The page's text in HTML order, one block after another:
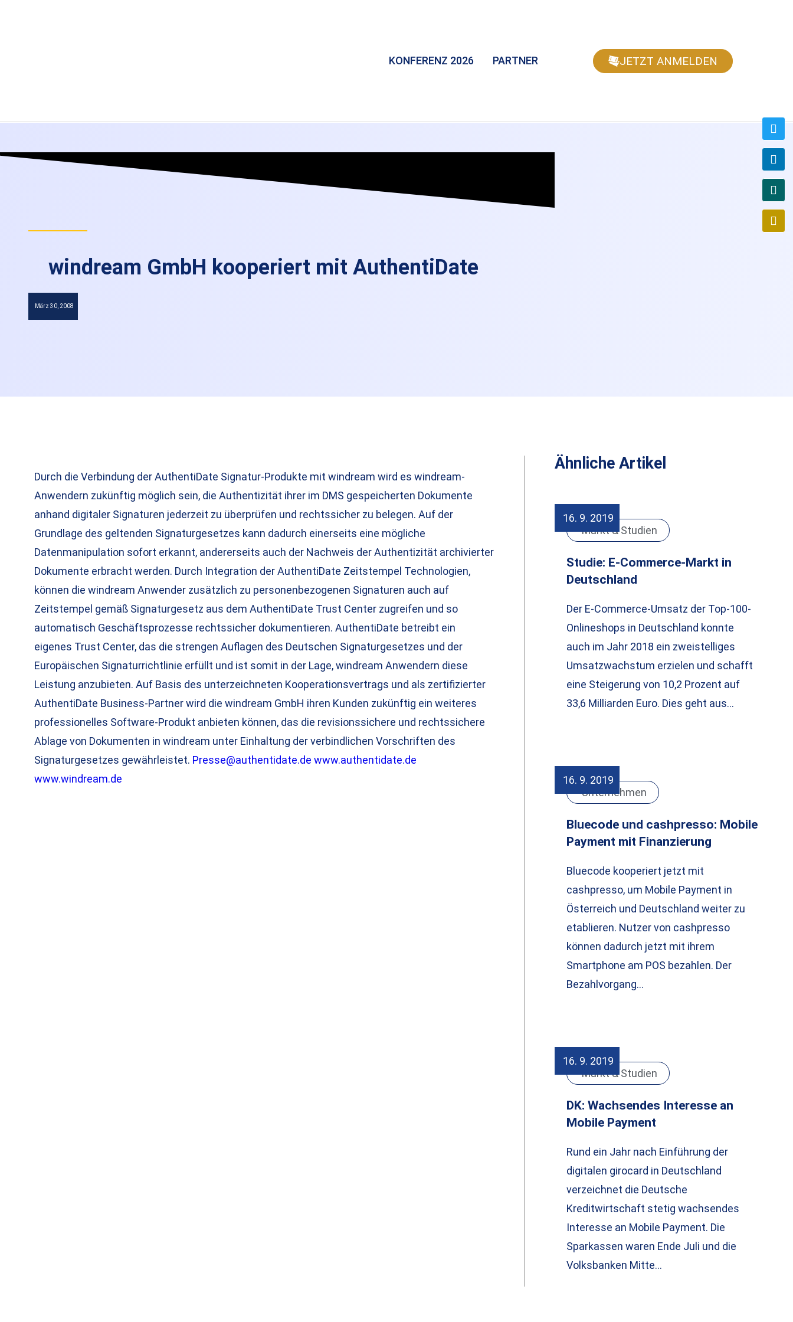
KONFERENZ 2026 PARTNER JETZT ANMELDEN
windream GmbH kooperiert mit AuthentiDate
März 30, 2008
Durch die Verbindung der AuthentiDate Signatur-Produkte mit windream wird es windream-
Anwendern zukünftig möglich sein, die Authentizität ihrer im DMS gespeicherten Dokumente
anhand digitaler Signaturen jederzeit zu überprüfen und rechtssicher zu belegen. Auf der
Grundlage des geltenden Signaturgesetzes kann dadurch einerseits eine mögliche
Datenmanipulation sofort erkannt, andererseits auch der Nachweis der Authentizität archivierter
Dokumente erbracht werden. Durch Integration der AuthentiDate Zeitstempel Technologien,
können die windream Anwender zusätzlich zu personenbezogenen Signaturen auch auf
Zeitstempel gemäß Signaturgesetz aus dem AuthentiDate Trust Center zugreifen und so
automatisch Geschäftsprozesse rechtssicher dokumentieren. AuthentiDate betreibt ein
eigenes Trust Center, das die strengen Auflagen des Deutschen Signaturgesetzes und der
Europäischen Signaturrichtlinie erfüllt und ist somit in der Lage, windream Anwendern diese
Leistung anzubieten. Auf Basis des unterzeichneten Kooperationsvertrags und als zertifizierter
AuthentiDate Business-Partner wird die windream GmbH ihren Kunden zukünftig ein weiteres
professionelles Software-Produkt anbieten können, das die revisionssichere und rechtssichere
Ablage von Dokumenten in windream unter Einhaltung der verbindlichen Vorschriften des
Signaturgesetzes gewährleistet. Presse@authentidate.de www.authentidate.de
www.windream.de
Ähnliche Artikel
16. 9. 2019
Markt & Studien
Studie: E-Commerce-Markt in
Deutschland
Der E-Commerce-Umsatz der Top-100-
Onlineshops in Deutschland konnte
auch im Jahr 2018 ein zweistelliges
Umsatzwachstum erzielen und schafft
eine Steigerung von 10,2 Prozent auf
33,6 Milliarden Euro. Dies geht aus…
16. 9. 2019
Unternehmen
Bluecode und cashpresso: Mobile
Payment mit Finanzierung
Bluecode kooperiert jetzt mit
cashpresso, um Mobile Payment in
Österreich und Deutschland weiter zu
etablieren. Nutzer von cashpresso
können dadurch jetzt mit ihrem
Smartphone am POS bezahlen. Der
Bezahlvorgang…
16. 9. 2019
Markt & Studien
DK: Wachsendes Interesse an
Mobile Payment
Rund ein Jahr nach Einführung der
digitalen girocard in Deutschland
verzeichnet die Deutsche
Kreditwirtschaft stetig wachsendes
Interesse an Mobile Payment. Die
Sparkassen waren Ende Juli und die
Volksbanken Mitte…